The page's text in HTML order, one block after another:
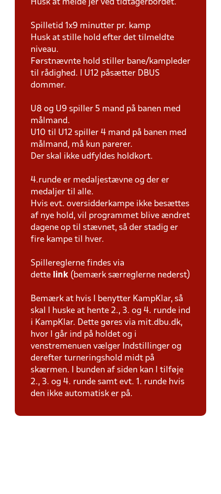
Husk at melde jer ved tidtagerbordet.
Spilletid 1x9 minutter pr. kamp
Husk at stille hold efter det tilmeldte
niveau.
Førstnævnte hold stiller bane/kampleder
til rådighed. I U12 påsætter DBUS
dommer.
U8 og U9 spiller 5 mand på banen med
målmand.
U10 til U12 spiller 4 mand på banen med
målmand, må kun parerer.
Der skal ikke udfyldes holdkort.
4.runde er medaljestævne og der er
medaljer til alle.
Hvis evt. oversidderkampe ikke besættes
af nye hold, vil programmet blive ændret
dagene op til stævnet, så der stadig er
fire kampe til hver.
Spillereglerne findes via
dette link (bemærk særreglerne nederst)
Bemærk at hvis I benytter KampKlar, så
skal I huske at hente 2., 3. og 4. runde ind
i KampKlar. Dette gøres via mit.dbu.dk,
hvor I går ind på holdet og i
venstremenuen vælger Indstillinger og
derefter turneringshold midt på
skærmen. I bunden af siden kan I tilføje
2., 3. og 4. runde samt evt. 1. runde hvis
den ikke automatisk er på.